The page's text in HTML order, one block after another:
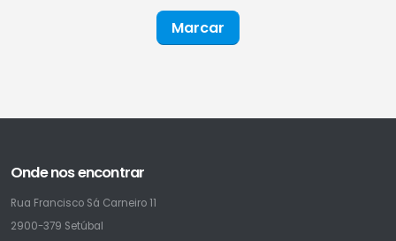
Marcar
Onde nos encontrar
Rua Francisco Sá Carneiro 11
2900-379 Setúbal